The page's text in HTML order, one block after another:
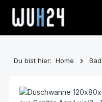
Zum Hauptinhalt springen
Du bist hier: Home Bad